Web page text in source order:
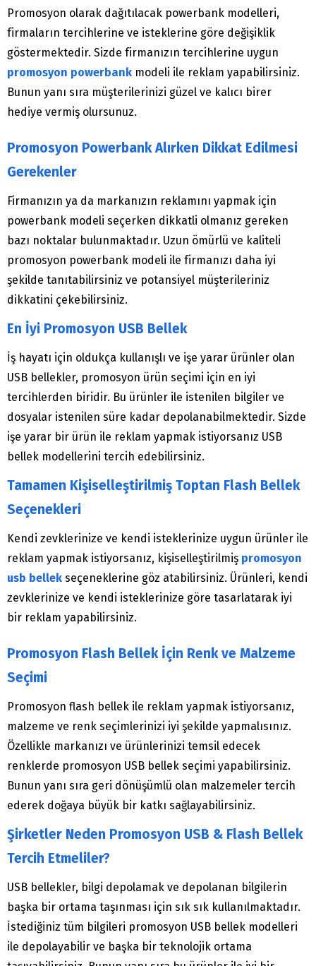
Promosyon olarak dağıtılacak powerbank modelleri,
firmaların tercihlerine ve isteklerine göre değişiklik
göstermektedir. Sizde firmanızın tercihlerine uygun
promosyon powerbank modeli ile reklam yapabilirsiniz.
Bunun yanı sıra müşterilerinizi güzel ve kalıcı birer
hediye vermiş olursunuz.
Promosyon Powerbank Alırken Dikkat Edilmesi
Gerekenler
Firmanızın ya da markanızın reklamını yapmak için
powerbank modeli seçerken dikkatli olmanız gereken
bazı noktalar bulunmaktadır. Uzun ömürlü ve kaliteli
promosyon powerbank modeli ile firmanızı daha iyi
şekilde tanıtabilirsiniz ve potansiyel müşterileriniz
dikkatini çekebilirsiniz.
En İyi Promosyon USB Bellek
İş hayatı için oldukça kullanışlı ve işe yarar ürünler olan
USB bellekler, promosyon ürün seçimi için en iyi
tercihlerden biridir. Bu ürünler ile istenilen bilgiler ve
dosyalar istenilen süre kadar depolanabilmektedir. Sizde
işe yarar bir ürün ile reklam yapmak istiyorsanız USB
bellek modellerini tercih edebilirsiniz.
Tamamen Kişiselleştirilmiş Toptan Flash Bellek
Seçenekleri
Kendi zevklerinize ve kendi isteklerinize uygun ürünler ile
reklam yapmak istiyorsanız, kişiselleştirilmiş promosyon
usb bellek seçeneklerine göz atabilirsiniz. Ürünleri, kendi
zevklerinize ve kendi isteklerinize göre tasarlatarak iyi
bir reklam yapabilirsiniz.
Promosyon Flash Bellek İçin Renk ve Malzeme
Seçimi
Promosyon flash bellek ile reklam yapmak istiyorsanız,
malzeme ve renk seçimlerinizi iyi şekilde yapmalısınız.
Özellikle markanızı ve ürünlerinizi temsil edecek
renklerde promosyon USB bellek seçimi yapabilirsiniz.
Bunun yanı sıra geri dönüşümlü olan malzemeler tercih
ederek doğaya büyük bir katkı sağlayabilirsiniz.
Şirketler Neden Promosyon USB & Flash Bellek
Tercih Etmeliler?
USB bellekler, bilgi depolamak ve depolanan bilgilerin
başka bir ortama taşınması için sık sık kullanılmaktadır.
İstediğiniz tüm bilgileri promosyon USB bellek modelleri
ile depolayabilir ve başka bir teknolojik ortama